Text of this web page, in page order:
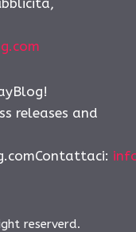
releases and
:
reserverd.